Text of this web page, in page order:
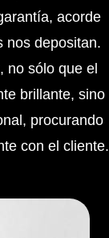
acorde
nos depositan.
no sólo que el
brillante, sino
procurando
con el cliente.